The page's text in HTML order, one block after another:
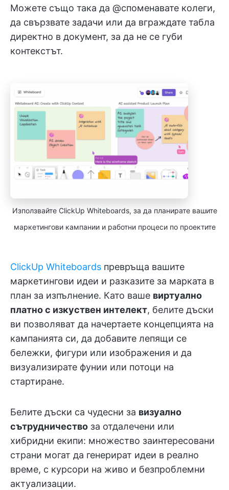
Можете също така да @споменавате колеги,
да свързвате задачи или да вграждате табла
директно в документ, за да не се губи
контекстът.
Използвайте ClickUp Whiteboards, за да планирате вашите
маркетингови кампании и работни процеси по проектите
ClickUp Whiteboards превръща вашите
маркетингови идеи и разказите за марката в
план за изпълнение. Като ваше виртуално
платно с изкуствен интелект, белите дъски
ви позволяват да начертаете концепцията на
кампанията си, да добавите лепящи се
бележки, фигури или изображения и да
визуализирате фунии или потоци на
стартиране.
Белите дъски са чудесни за визуално
сътрудничество за отдалечени или
хибридни екипи: множество заинтересовани
страни могат да генерират идеи в реално
време, с курсори на живо и безпроблемни
актуализации.